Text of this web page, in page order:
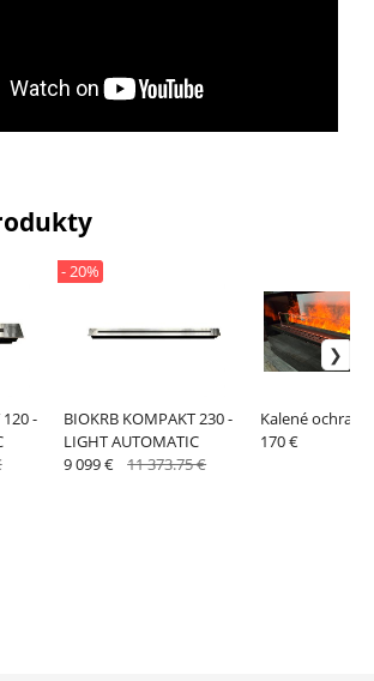
-
BIOKRB KOMPAKT 230 -
LIGHT AUTOMATIC
- 20%
9 099 € 11 373.75 €
Kalené
170 €